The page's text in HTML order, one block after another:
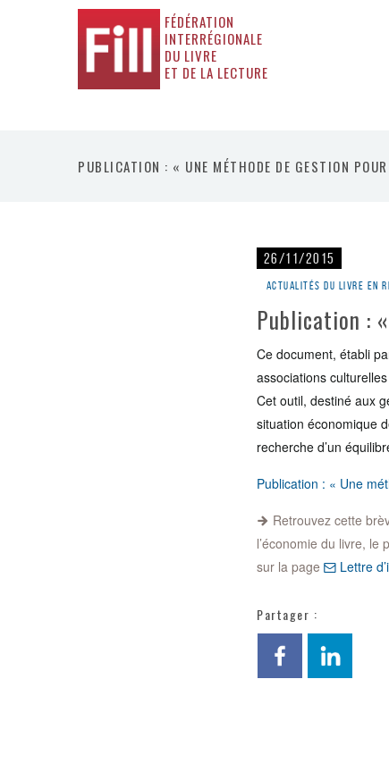
FÉDÉRATION
INTERRÉGIONALE
DU LIVRE
ET DE LA LECTURE
PUBLICATION : « UNE MÉTHODE DE GESTION
26/11/2015
Actualités du livre en
Publication :
Ce document, établi
associations
Cet outil, destiné aux
situation économique
recherche d’un
Publication : « Une
Retrouvez cette
l’économie du livre, le
sur la page
Lettre
Partager :